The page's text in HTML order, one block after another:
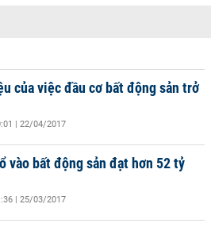
của việc đầu cơ bất động sản trở
| 22/04/2017
vào bất động sản đạt hơn 52 tỷ
| 25/03/2017